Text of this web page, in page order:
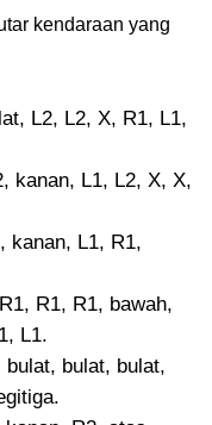
kendaraan yang
L2, L2, X, R1, L1,
kanan, L1, L2, X, X,
kanan, L1, R1,
R1, R1, bawah,
L1.
bulat, bulat, bulat,